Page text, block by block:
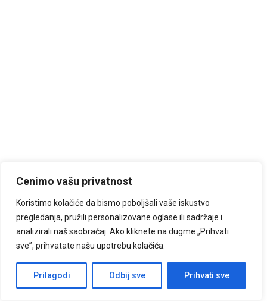
Cenimo vašu privatnost
Koristimo kolačiće da bismo poboljšali vaše iskustvo
pregledanja, pružili personalizovane oglase ili sadržaje i
analizirali naš saobraćaj. Ako kliknete na dugme „Prihvati
sve”, prihvatate našu upotrebu kolačića.
Prilagodi Odbij sve Prihvati sve
Kontaktiraj nas!